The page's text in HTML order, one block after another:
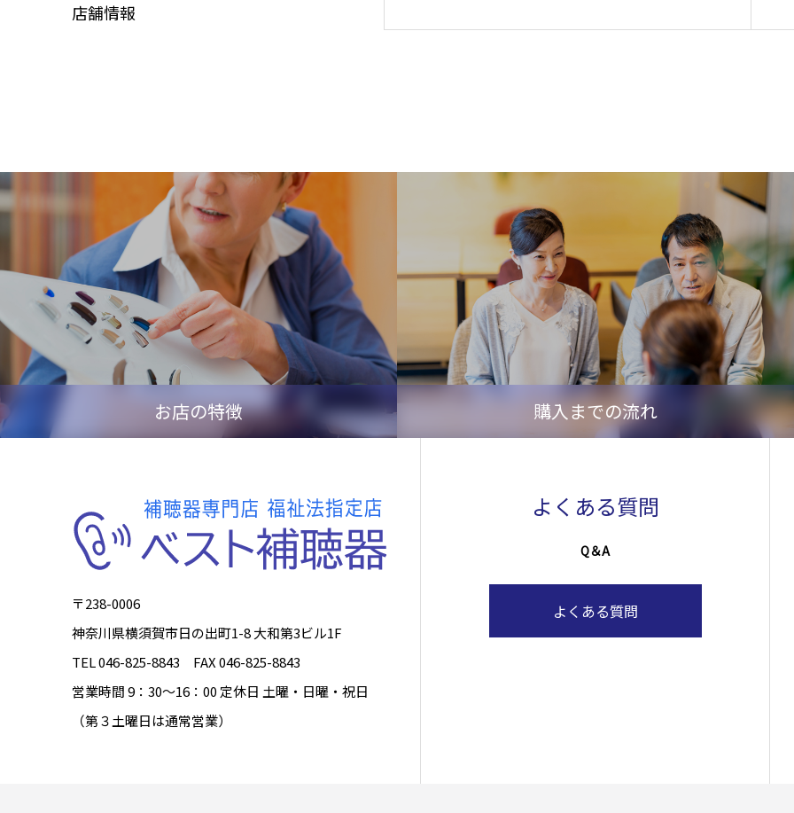
店舗情報
お店の特徴 購入までの流れ
〒238-0006
神奈川県横須賀市日の出町1-8 大和第3ビル1F
TEL 046-825-8843 FAX 046-825-8843
営業時間 9：30～16：00 定休日 土曜・日曜・祝日
（第３土曜日は通常営業）
よくある質問
Q＆A
よくある質問